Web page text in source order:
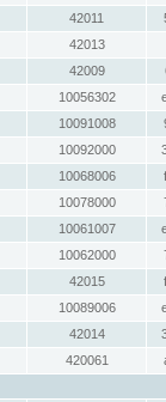
42011
42013
42009
10056302
10091008
10092000
10068006
10078000
10061007
10062000
42015
10089006
42014
420061